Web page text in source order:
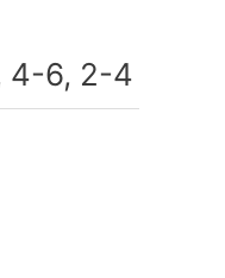
4-6, 2-4